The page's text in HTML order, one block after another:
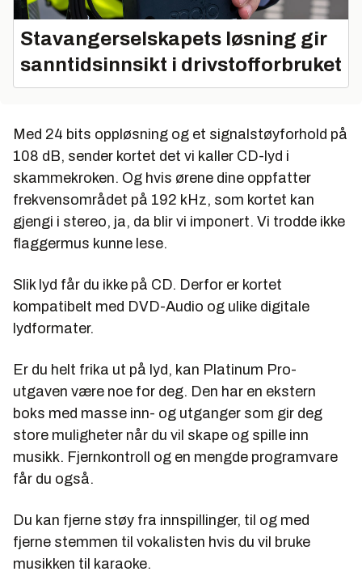
Stavangerselskapets løsning gir
sanntidsinnsikt i drivstofforbruket
Med 24 bits oppløsning og et signalstøyforhold på
108 dB, sender kortet det vi kaller CD-lyd i
skammekroken. Og hvis ørene dine oppfatter
frekvensområdet på 192 kHz, som kortet kan
gjengi i stereo, ja, da blir vi imponert. Vi trodde ikke
flaggermus kunne lese.
Slik lyd får du ikke på CD. Derfor er kortet
kompatibelt med DVD-Audio og ulike digitale
lydformater.
Er du helt frika ut på lyd, kan Platinum Pro-
utgaven være noe for deg. Den har en ekstern
boks med masse inn- og utganger som gir deg
store muligheter når du vil skape og spille inn
musikk. Fjernkontroll og en mengde programvare
får du også.
Du kan fjerne støy fra innspillinger, til og med
fjerne stemmen til vokalisten hvis du vil bruke
musikken til karaoke.